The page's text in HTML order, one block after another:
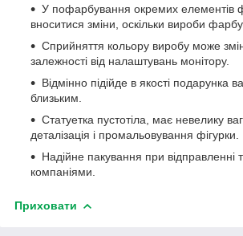
У пофарбування окремих елементів
вноситися зміни, оскільки вироби
Сприйняття кольору виробу може
залежності від налаштувань монітору.
Відмінно підійде в якості подарунка
близьким.
Статуетка пустотіла, має невелику
деталізація і промальовування фігурки.
Надійне пакування при відправленні
компаніями.
Приховати